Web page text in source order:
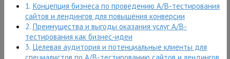
Концепция бизнеса по проведению А/В-тестирования
сайтов и лендингов для повышения конверсии
Преимущества и выгоды оказания услуг А/В-
тестирования как бизнес-идеи
Целевая аудитория и потенциальные клиенты для